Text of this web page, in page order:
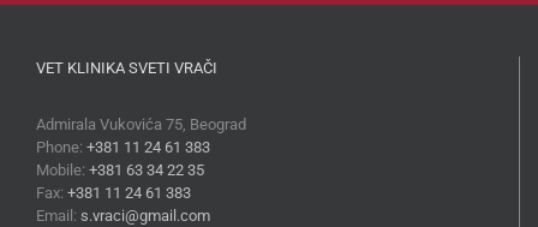
VET KLINIKA SVETI VRAČI
Admirala Vukovića 75, Beograd
Phone: +381 11 24 61 383
Mobile: +381 63 34 22 35
Fax: +381 11 24 61 383
Email: s.vraci@gmail.com